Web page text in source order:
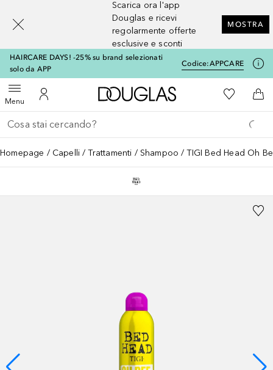
Scarica ora l'app
Douglas e ricevi
regolarmente offerte
esclusive e sconti
MOSTRA
HAIRCARE DAYS! -25% su brand selezionati
solo da APP
Codice:APPCARE
MenuApri menuAl Mio Account
A Douglas HomeAlla Mia
Al
Torna indietro
Esegui ricerca
Homepage Capelli Trattamenti Shampoo TIGI Bed Head Oh
[navigation.slideout.screenreader]